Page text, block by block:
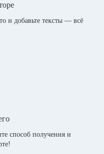
и добавьте тексты — всё
способ получения и